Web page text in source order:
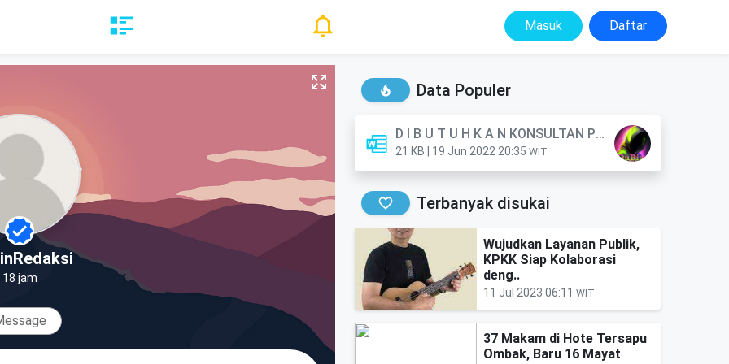
Masuk Daftar
18 jam
Data Populer
D I B U T U H K A N KONSULTAN PERORANGAN (Anggota)
21 KB | 19 Jun 2022 20:35 WIT
Terbanyak disukai
Wujudkan Layanan Publik,
KPKK Siap Kolaborasi
deng..
11 Jul 2023 06:11 WIT
37 Makam di Hote Tersapu
Ombak, Baru 16 Mayat